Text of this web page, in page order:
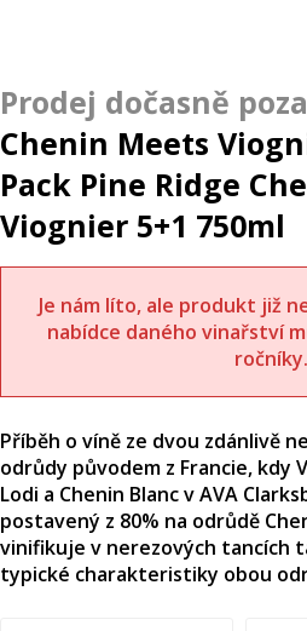
Chenin Meets
Pack Pine Ridge
Viognier 5+1 750ml
Je nám líto, ale produkt již
nabídce daného vinařství
ročníky.
Příběh o víně ze dvou zdánlivě
odrůdy původem z Francie, kdy
Lodi a Chenin Blanc v AVA
postavený z 80% na odrůdě
vinifikuje v nerezových tancích
typické charakteristiky obou